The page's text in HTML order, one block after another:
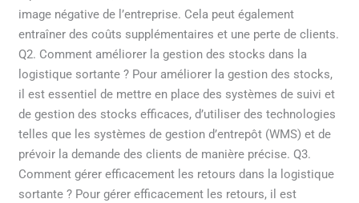
image négative de l’entreprise. Cela peut également
entraîner des coûts supplémentaires et une perte de clients.
Q2. Comment améliorer la gestion des stocks dans la
logistique sortante ? Pour améliorer la gestion des stocks,
il est essentiel de mettre en place des systèmes de suivi et
de gestion des stocks efficaces, d’utiliser des technologies
telles que les systèmes de gestion d’entrepôt (WMS) et de
prévoir la demande des clients de manière précise. Q3.
Comment gérer efficacement les retours dans la logistique
sortante ? Pour gérer efficacement les retours, il est